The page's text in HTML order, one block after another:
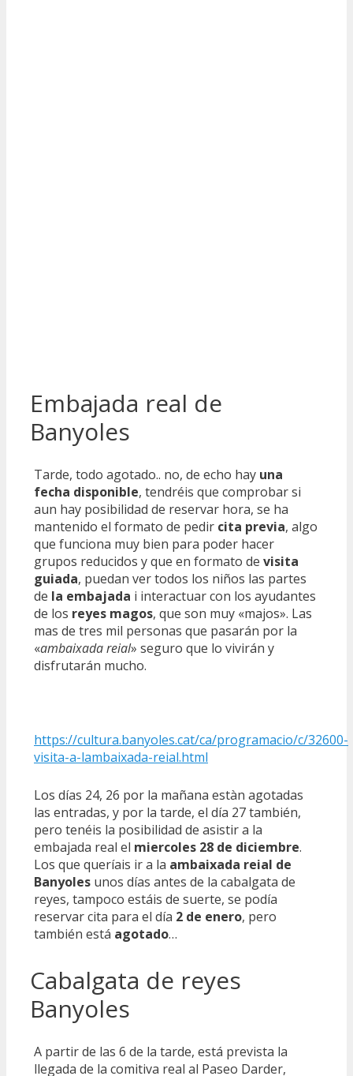
Embajada real de
Banyoles
Tarde, todo agotado.. no, de echo hay una
fecha disponible, tendréis que comprobar si
aun hay posibilidad de reservar hora, se ha
mantenido el formato de pedir cita previa, algo
que funciona muy bien para poder hacer
grupos reducidos y que en formato de visita
guiada, puedan ver todos los niños las partes
de la embajada i interactuar con los ayudantes
de los reyes magos, que son muy «majos». Las
mas de tres mil personas que pasarán por la
«ambaixada reial» seguro que lo vivirán y
disfrutarán mucho.
https://cultura.banyoles.cat/ca/programacio/c/32600-
visita-a-lambaixada-reial.html
Los días 24, 26 por la mañana estàn agotadas
las entradas, y por la tarde, el día 27 también,
pero tenéis la posibilidad de asistir a la
embajada real el miercoles 28 de diciembre.
Los que queríais ir a la ambaixada reial de
Banyoles unos días antes de la cabalgata de
reyes, tampoco estáis de suerte, se podía
reservar cita para el día 2 de enero, pero
también está agotado…
Cabalgata de reyes
Banyoles
A partir de las 6 de la tarde, está prevista la
llegada de la comitiva real al Paseo Darder,